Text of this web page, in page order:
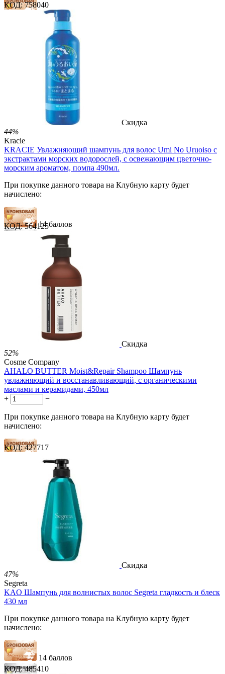
14 баллов
21 балл
35 баллов
1 486.00 Р
за 1.00 мл

КОД: 758040
Скидка
44%
Kracie
KRACIE Увлажняющий шампунь для волос Umi No Uruoiso с
экстрактами морских водорослей, с освежающим цветочно-
морским ароматом, помпа 490мл.
При покупке данного товара на Клубную карту будет
начислено:
14 баллов
21 балл
35 баллов
724.00 Р
за 1.00 мл
Нет в наличии
 
КОД: 564125
Скидка
52%
Cosme Company
AHALO BUTTER Moist&Repair Shampoo Шампунь
увлажняющий и восстанавливающий, с органическими
маслами и керамидами, 450мл
+
−
При покупке данного товара на Клубную карту будет
начислено:
21 балл
35 баллов
1 212.00
Р
за 1.00 мл

КОД: 427717
Скидка
47%
Segreta
KAO Шампунь для волнистых волос Segreta гладкость и блеск
430 мл
При покупке данного товара на Клубную карту будет
начислено:
14 баллов
КОД: 485410